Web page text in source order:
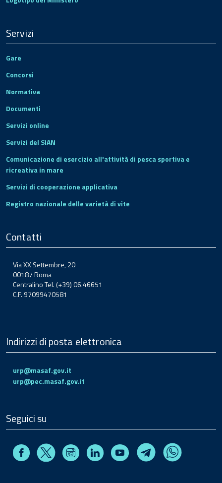
Servizi
Gare
Concorsi
Normativa
Documenti
Servizi online
Servizi del SIAN
Comunicazione di esercizio all'attività di pesca sportiva e
ricreativa in mare
Servizi di cooperazione applicativa
Registro nazionale delle varietà di vite
Contatti
Via XX Settembre, 20
00187 Roma
Centralino Tel. (+39) 06.46651
C.F. 97099470581
Indirizzi di posta elettronica
urp@masaf.gov.it
urp@pec.masaf.gov.it
Seguici su
FacebookX InstagramLinkedin Youtube TelegramWhatsapp